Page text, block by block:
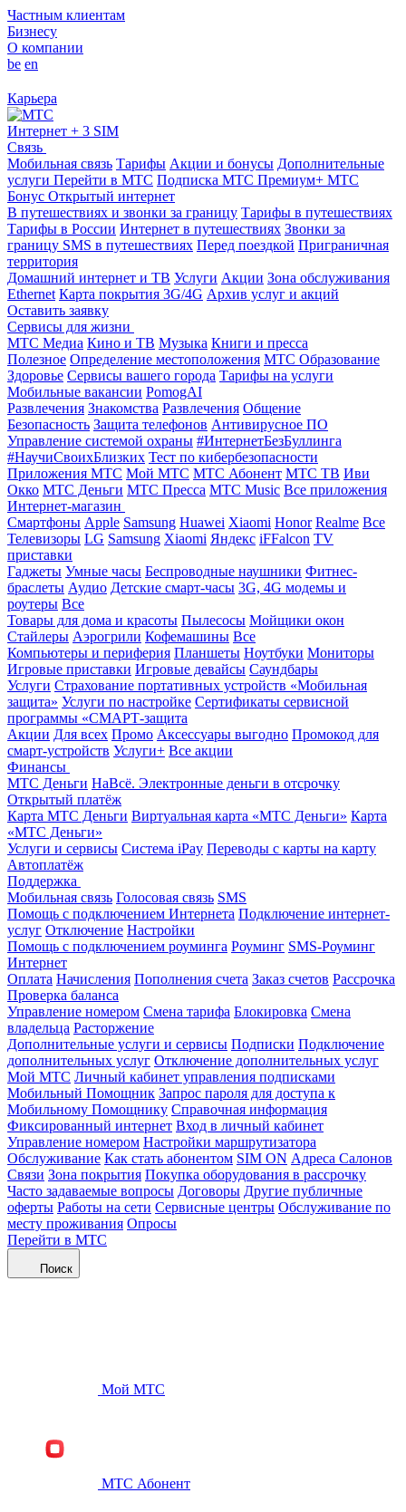
Частным клиентам
Бизнесу
О компании
be en
Карьера
Интернет + 3 SIM
Связь
Мобильная связь Тарифы Акции и бонусы Дополнительные
услуги Перейти в МТС Подписка МТС Премиум+ МТС
Бонус Открытый интернет
В путешествиях и звонки за границу Тарифы в путешествиях
Тарифы в России Интернет в путешествиях Звонки за
границу SMS в путешествиях Перед поездкой Приграничная
территория
Домашний интернет и ТВ Услуги Акции Зона обслуживания
Ethernet Карта покрытия 3G/4G Архив услуг и акций
Оставить заявку
Сервисы для жизни
МТС Медиа Кино и ТВ Музыка Книги и пресса
Полезное Определение местоположения МТС Образование
Здоровье Сервисы вашего города Тарифы на услуги
Мобильные вакансии PomogAI
Развлечения Знакомства Развлечения Общение
Безопасность Защита телефонов Антивирусное ПО
Управление системой охраны #ИнтернетБезБуллинга
#НаучиСвоихБлизких Тест по кибербезопасности
Приложения МТС Мой МТС МТС Абонент МТС ТВ Иви
Окко МТС Деньги МТС Пресса МТС Music Все приложения
Интернет-магазин
Смартфоны Apple Samsung Huawei Xiaomi Honor Realme Все
Телевизоры LG Samsung Xiaomi Яндекс iFFalcon TV
приставки
Гаджеты Умные часы Беспроводные наушники Фитнес-
браслеты Аудио Детские смарт-часы 3G, 4G модемы и
роутеры Все
Товары для дома и красоты Пылесосы Мойщики окон
Стайлеры Аэрогрили Кофемашины Все
Компьютеры и периферия Планшеты Ноутбуки Мониторы
Игровые приставки Игровые девайсы Саундбары
Услуги Страхование портативных устройств «Мобильная
защита» Услуги по настройке Сертификаты сервисной
программы «СМАРТ-защита
Акции Для всех Промо Аксессуары выгодно Промокод для
смарт-устройств Услуги+ Все акции
Финансы
МТС Деньги НаВсё. Электронные деньги в отсрочку
Открытый платёж
Карта МТС Деньги Виртуальная карта «МТС Деньги» Карта
«МТС Деньги»
Услуги и сервисы Система iPay Переводы с карты на карту
Автоплатёж
Поддержка
Мобильная связь Голосовая связь SMS
Помощь с подключением Интернета Подключение интернет-
услуг Отключение Настройки
Помощь с подключением роуминга Роуминг SMS-Роуминг
Интернет
Оплата Начисления Пополнения счета Заказ счетов Рассрочка
Проверка баланса
Управление номером Смена тарифа Блокировка Смена
владельца Расторжение
Дополнительные услуги и сервисы Подписки Подключение
дополнительных услуг Отключение дополнительных услуг
Мой МТС Личный кабинет управления подписками
Мобильный Помощник Запрос пароля для доступа к
Мобильному Помощнику Справочная информация
Фиксированный интернет Вход в личный кабинет
Управление номером Настройки маршрутизатора
Обслуживание Как стать абонентом SIM ON Адреса Салонов
Связи Зона покрытия Покупка оборудования в рассрочку
Часто задаваемые вопросы Договоры Другие публичные
оферты Работы на сети Сервисные центры Обслуживание по
месту проживания Опросы
Перейти в МТС
Поиск
Мой МТС
МТС Абонент